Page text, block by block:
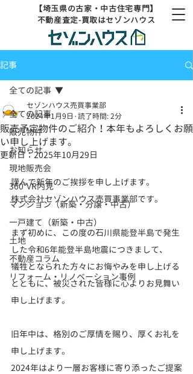
【埼玉県の古家・中古住宅専門】
不動産査定-買取はセゾンハウス
記事
全ての記事
販売物件
お知らせ
現地販売会
360°VR内見
マンション（新築・分譲・中古）
一戸建て（新築・中古）
土地
不動産コラム
リフォーム・リノベーション事例
全ての記事
販売予定物件のご紹介！本年もよろしくお願
い申し上げます。
セゾンハウス売買事業部
2024年1月9日 読了時間: 2分
更新日：2025年10月29日
謹んで新年のご挨拶を申し上げます。
株式会社セゾンハウス売買事業部です。
まず初めに、この度の石川県能登半島で発生
した令和6年能登半島地震につきまして、
犠牲となられた方々にお悔やみを申し上げる
とともに、被災された皆様に心よりお見舞い
申し上げます。
旧年中は、格別のご厚情を賜り、厚くお礼を
申し上げます。
2024年はより一層お客様に寄り添ったご提案